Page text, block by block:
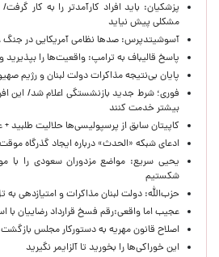
پزشکیان: باید افراد کارآمدتر را به کار
مشکلی پیش نیاید
آسوشیتدپرس: صدها نظامی آمریکایی در جنگ
پاسخ قالیباف به ترامپ: واقعیت‌ها را
پایان بی‌نتیجه مذاکرات دولت لبنان و رژیم
بیشتر خدمت کنند
کاپیتان سابق از پرسپولیسی‌ها حلالیت طلبید
ادعای شبکه «الحدث» درباره ایجاد گذرگاه
یحیی سریع: مواضع مزدوران سعودی را با
شکستیم
حزب‌الله: دولت لبنان مذاکرات و امتیازدهی به
عجیب اما واقعی:رقم فسخ قرارداد رضاییان با استقلال فقط
اصلاح قانون مهریه به دستورکار مجلس بازگشت
این خوراکی‌ها را بخورید تا آلزایمر نگیرید